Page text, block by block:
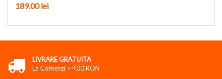
189.00lei
LIVRARE GRATUITA
La Comenzi > 400 RON